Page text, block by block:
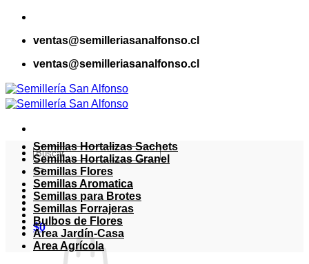
Saltar
contenidoventas@semilleriasanalfonso.cl
ventas@semilleriasanalfonso.cl
Buscar
por:
$0
Semillas Hortalizas Sachets
Semillas Hortalizas Granel
Semillas Flores
Semillas Aromatica
Semillas para Brotes
Semillas Forrajeras
Bulbos de Flores
Area Jardín-Casa
Area Agrícola